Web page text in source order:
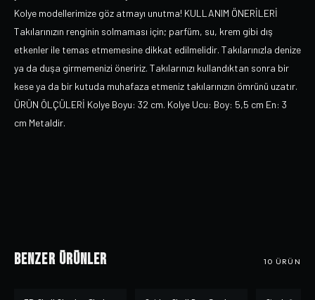
Kolye modellerimize göz atmayı unutma! KULLANIM ÖNERİLERİ
Takılarınızın renginin solmaması için; parfüm, su, krem gibi dış
etkenler ile temas etmemesine dikkat edilmelidir. Takılarınızla denize
ya da duşa girmemenizi öneririz. Takılarınızı kullandıktan sonra bir
kese ya da bir kutuda muhafaza etmeniz takılarınızın ömrünü uzatır.
ÜRÜN ÖLÇÜLERİ Kolye Boyu: 32 cm. Kolye Ucu: Boy: 5,5 cm En: 3
cm Metaldir.
Benzer Ürünler 10 ÜRÜN